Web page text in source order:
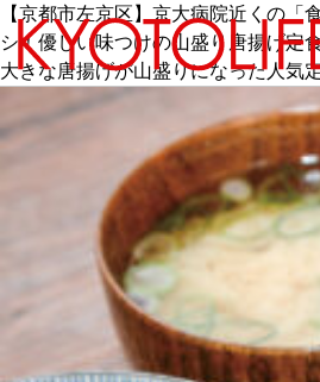
エリアから探す
地図から探す
カテゴリーから探す
SPECIAL
【京都市左京区】京大病院近くの「
シ！優しい味つけの山盛り唐揚げ定
大きな唐揚げが山盛りになった人気